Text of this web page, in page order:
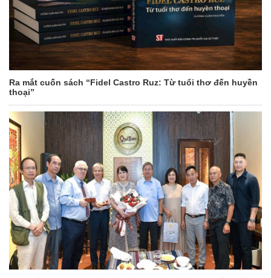
Ra mắt cuốn sách “Fidel Castro Ruz: Từ tuổi thơ đến huyền
thoại”